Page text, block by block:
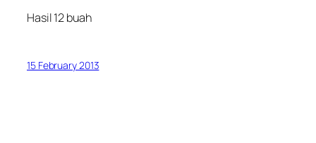
Hasil 12 buah
15 February 2013